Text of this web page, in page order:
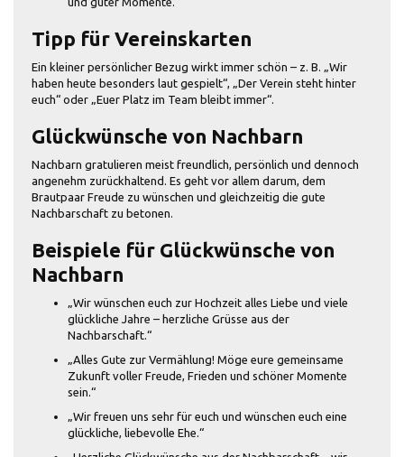
Tipp für Vereinskarten
Ein kleiner persönlicher Bezug wirkt immer schön – z. B. „Wir
haben heute besonders laut gespielt“, „Der Verein steht hinter
euch“ oder „Euer Platz im Team bleibt immer“.
Glückwünsche von Nachbarn
Nachbarn gratulieren meist freundlich, persönlich und dennoch
angenehm zurückhaltend. Es geht vor allem darum, dem
Brautpaar Freude zu wünschen und gleichzeitig die gute
Nachbarschaft zu betonen.
Beispiele für Glückwünsche von
Nachbarn
„Wir wünschen euch zur Hochzeit alles Liebe und viele
glückliche Jahre – herzliche Grüsse aus der
Nachbarschaft.“
„Alles Gute zur Vermählung! Möge eure gemeinsame
Zukunft voller Freude, Frieden und schöner Momente
sein.“
„Wir freuen uns sehr für euch und wünschen euch eine
glückliche, liebevolle Ehe.“